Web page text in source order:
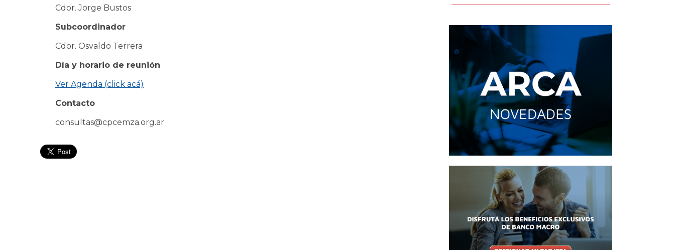
Cdor. Jorge Bustos
Subcoordinador
Cdor. Osvaldo Terrera
Día y horario de reunión
Ver Agenda (click acá)
Contacto
consultas@cpcemza.org.ar